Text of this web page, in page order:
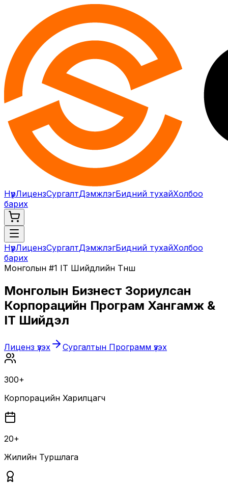
НүүрЛицензСургалтДэмжлэгБидний тухайХолбоо
барих
НүүрЛицензСургалтДэмжлэгБидний тухайХолбоо
барих
Монголын #1 IT Шийдлийн Түнш
Монголын Бизнест Зориулсан
Корпорацийн Програм Хангамж &
IT Шийдэл
Лиценз үзэх Сургалтын Программ үзэх
300+
Корпорацийн Харилцагч
20+
Жилийн Туршлага